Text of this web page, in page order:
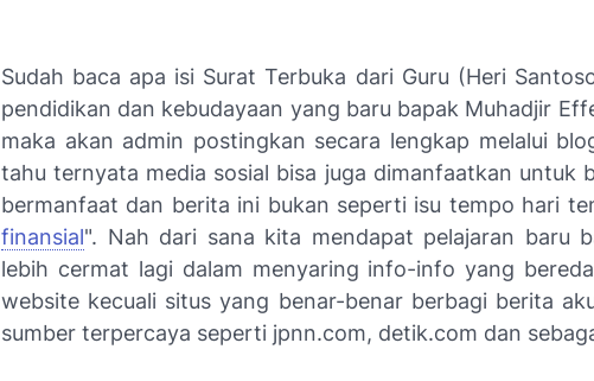
Sudah baca apa isi Surat Terbuka dari Guru (Heri
pendidikan dan kebudayaan yang baru bapak Muhadjir
maka akan admin postingkan secara lengkap melalui
tahu ternyata media sosial bisa juga dimanfaatkan untuk
bermanfaat dan berita ini bukan seperti isu tempo hari
finansial". Nah dari sana kita mendapat pelajaran baru
lebih cermat lagi dalam menyaring info-info yang
website kecuali situs yang benar-benar berbagi berita
sumber terpercaya seperti jpnn.com, detik.com dan